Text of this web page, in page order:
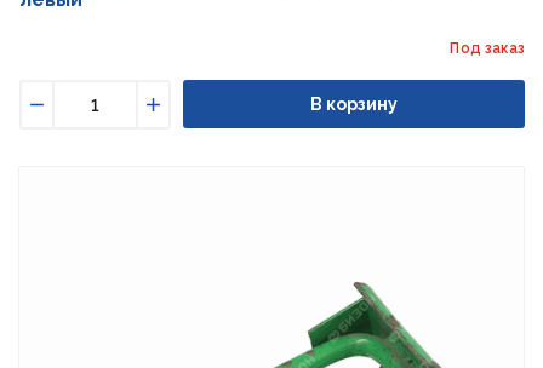
Под заказ
Увеличить
В корзину